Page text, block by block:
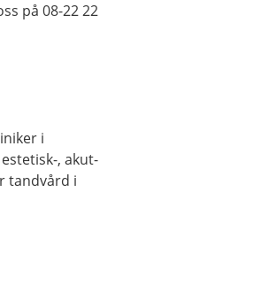
på 08-22 22
i
, akut-
tandvård i